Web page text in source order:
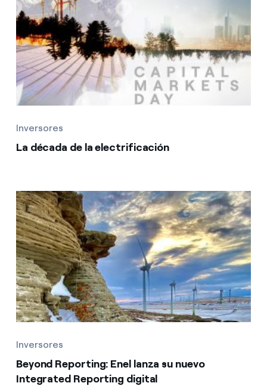
Inversores
La década de la electrificación
Inversores
Beyond Reporting: Enel lanza su nuevo
Integrated Reporting digital